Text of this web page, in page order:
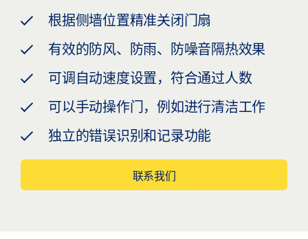
根据侧墙位置精准关闭门扇
有效的防风、防雨、防噪音隔热效果
可调自动速度设置，符合通过人数
可以手动操作门，例如进行清洁工作
独立的错误识别和记录功能
联系我们